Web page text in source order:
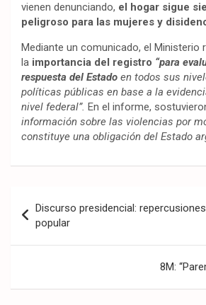
vienen denunciando, el hogar sigue
peligroso para las mujeres y
Mediante un comunicado, el Ministerio
la importancia del registro “para
respuesta del Estado en todos sus
políticas públicas en base a la
nivel federal”. En el informe,
información sobre las violencias por
constituye una obligación del Estado
de
entradas
Discurso presidencial:
popular
8M: